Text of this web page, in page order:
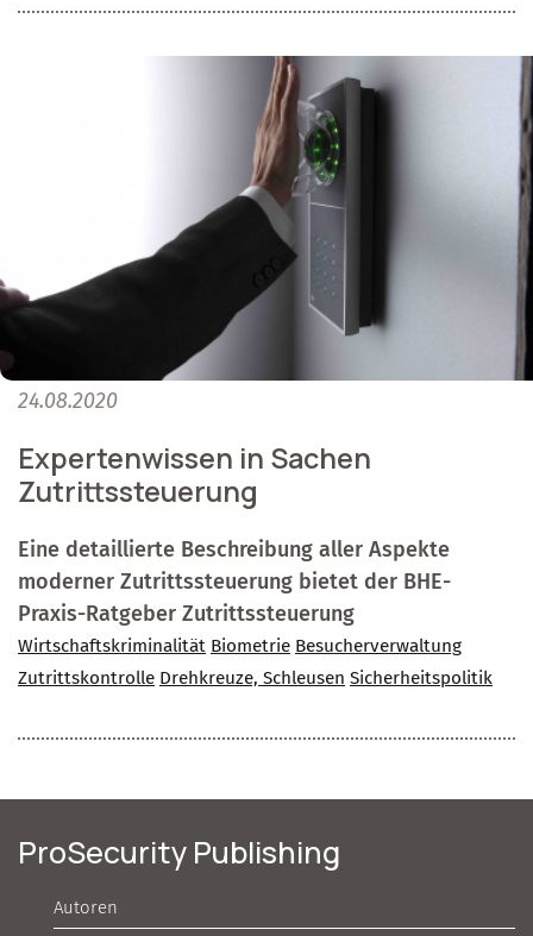
24.08.2020
Expertenwissen in Sachen
Zutrittssteuerung
Eine detaillierte Beschreibung aller Aspekte
moderner Zutrittssteuerung bietet der BHE-
Praxis-Ratgeber Zutrittssteuerung
Wirtschaftskriminalität Biometrie Besucherverwaltung
Zutrittskontrolle Drehkreuze, Schleusen Sicherheitspolitik
ProSecurity Publishing
Autoren